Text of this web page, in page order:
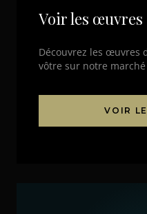
Voir les œuvres
Découvrez les œuvres
vôtre sur notre
VOIR